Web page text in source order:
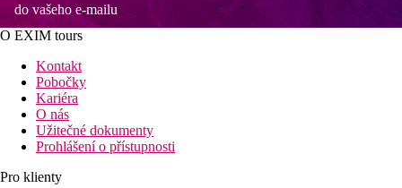
do vašeho e-mailu
O EXIM tours
Kontakt
Pobočky
Kariéra
O nás
Užitečné dokumenty
Prohlášení o přístupnosti
Pro klienty